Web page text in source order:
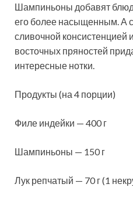
Шампиньоны добавят
его более насыщенным. А
сливочной
восточных пряностей
интересные нотки.
Продукты (на 4 порции)
Филе индейки — 400 г
Шампиньоны — 150 г
Лук репчатый — 70 г (1